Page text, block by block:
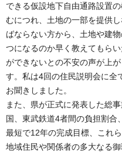
できる仮設地下自由通路設置
むにつれ、土地の一部を提供
ばならない方から、土地や建
つになるのか早く教えてもら
ができないとの不安の声が上
す。私は4回の住民説明会に全
お聞きしました。
また、県が正式に発表した総
国、東武鉄道4者間の負担割合
最短で12年の完成目標、これ
地域住民や関係者の多大なる